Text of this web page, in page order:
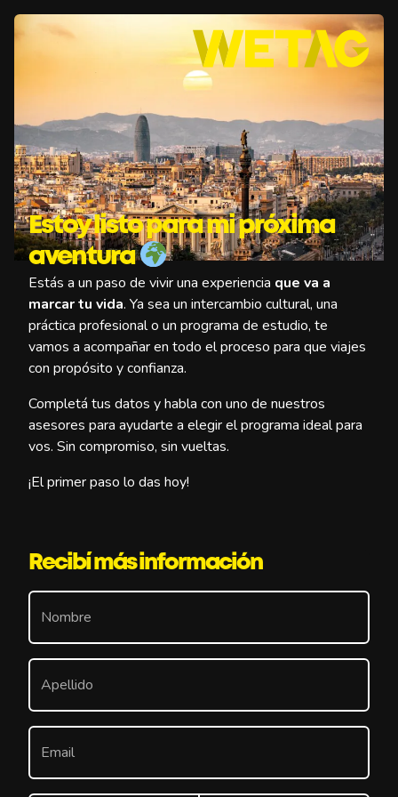
Estoy listo para mi próxima
aventura
Estás a un paso de vivir una experiencia que va a
marcar tu vida. Ya sea un intercambio cultural, una
práctica profesional o un programa de estudio, te
vamos a acompañar en todo el proceso para que viajes
con propósito y confianza.
Completá tus datos y habla con uno de nuestros
asesores para ayudarte a elegir el programa ideal para
vos. Sin compromiso, sin vueltas.
¡El primer paso lo das hoy!
Recibí más información
Nombre
Apellido
Email